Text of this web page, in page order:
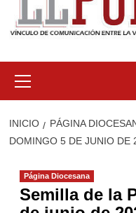
primario
INICIO PÁGINA
DOMINGO 5 DE JUNIO DE
Página Diocesana
Semilla de la